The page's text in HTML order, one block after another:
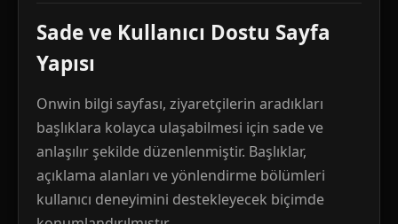
Sade ve Kullanıcı Dostu Sayfa
Yapısı
Onwin bilgi sayfası, ziyaretçilerin aradıkları
başlıklara kolayca ulaşabilmesi için sade ve
anlaşılır şekilde düzenlenmiştir. Başlıklar,
açıklama alanları ve yönlendirme bölümleri
kullanıcı deneyimini destekleyecek biçimde